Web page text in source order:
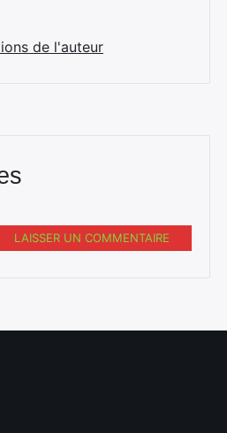
de l'auteur
LAISSER UN COMMENTAIRE